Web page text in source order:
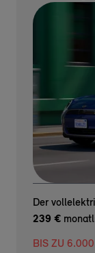
Der
239 €
BIS ZU